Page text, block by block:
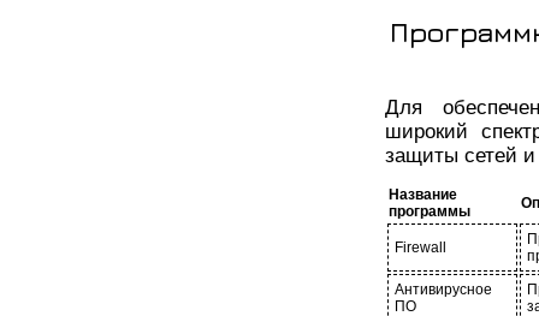
Для
широкий
защиты сетей
Название
программы
Firewall
Антивирусное
ПО